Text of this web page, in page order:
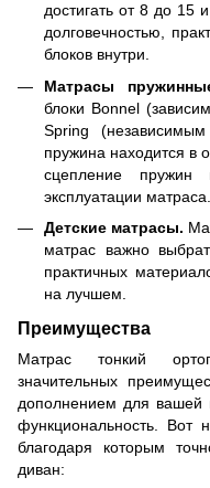
достигать от 8 до 15
долговечностью,
блоков внутри.
Матрасы
блоки Bonnel
Spring
пружина находится в
сцепление
эксплуатации матраса.
Детские матрасы.
матрас важно
практичных
на лучшем.
Преимущества
Матрас тонкий
значительных
дополнением для вашей
функциональность. Вот
благодаря которым
диван: